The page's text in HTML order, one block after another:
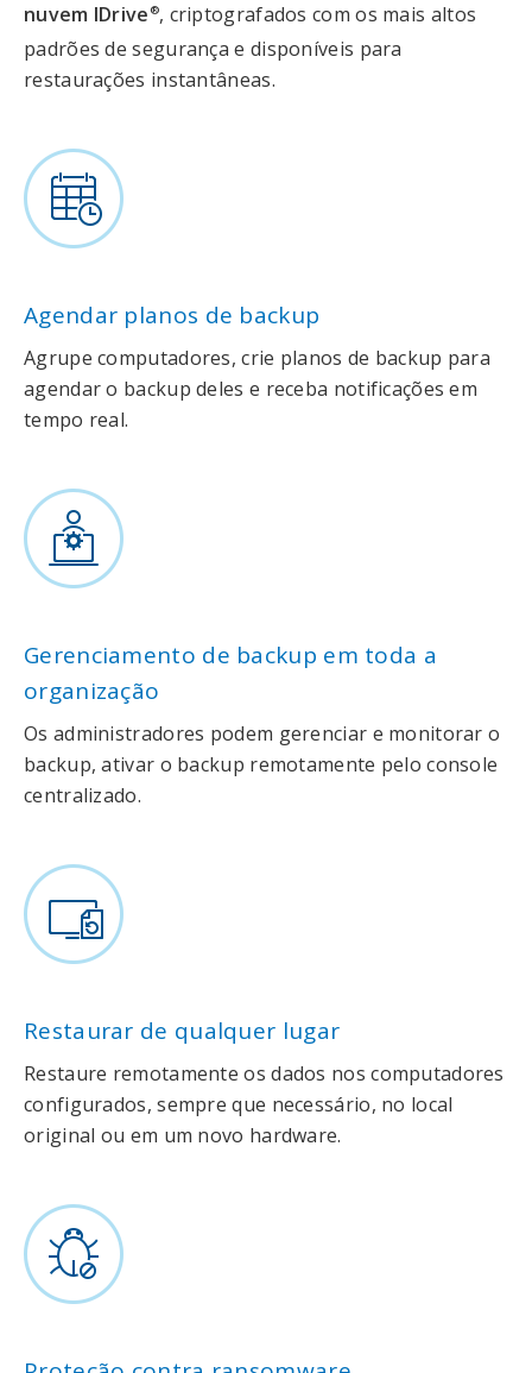
nuvem IDrive®, criptografados com os mais altos
padrões de segurança e disponíveis para
restaurações instantâneas.
Agendar planos de backup
Agrupe computadores, crie planos de backup para
agendar o backup deles e receba notificações em
tempo real.
Gerenciamento de backup em toda a
organização
Os administradores podem gerenciar e monitorar o
backup, ativar o backup remotamente pelo console
centralizado.
Restaurar de qualquer lugar
Restaure remotamente os dados nos computadores
configurados, sempre que necessário, no local
original ou em um novo hardware.